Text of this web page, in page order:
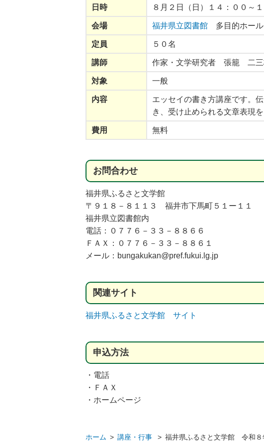
日時 ８月２日（日）１４：００～
会場 福井県立図書館 多目的ホール
定員 ５０名
講師 作家・文学研究者 張籠 二
対象 一般
内容
エッセイの書き方講座です。
き、受け止められる文章表現
費用 無料
お問合わせ
福井県ふるさと文学館
〒９１８－８１１３ 福井市下馬町５１ー１１
福井県立図書館内
電話：０７７６－３３－８８６６
ＦＡＸ：０７７６－３３－８８６１
メール：bungakukan@pref.fukui.lg.jp
関連サイト
福井県ふるさと文学館 サイト
申込方法
・電話
・ＦＡＸ
・ホームページ
2026年8月23日
福井県ふるさと文学館 「鈴
木万里氏講演会」
福井ライフ・アカデミー主
催 ゆうあいシアター②「夏
休みこどもシアター」
ホーム > 講座・行事 > 福井県ふるさと文学館 令和８